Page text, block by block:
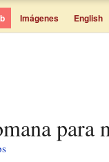
Imágenes English
para